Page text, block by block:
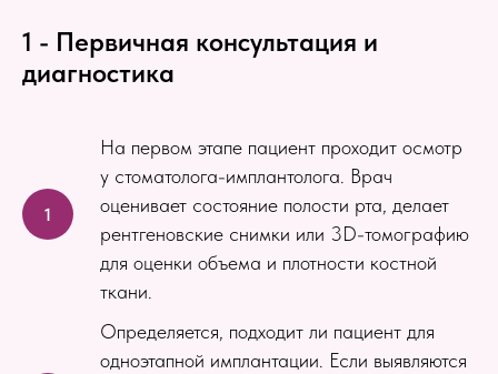
1 - Первичная консультация и
диагностика
На первом этапе пациент проходит осмотр
у стоматолога-имплантолога. Врач
оценивает состояние полости рта, делает
рентгеновские снимки или 3D-томографию
для оценки объема и плотности костной
ткани.
Определяется, подходит ли пациент для
одноэтапной имплантации. Если выявляются